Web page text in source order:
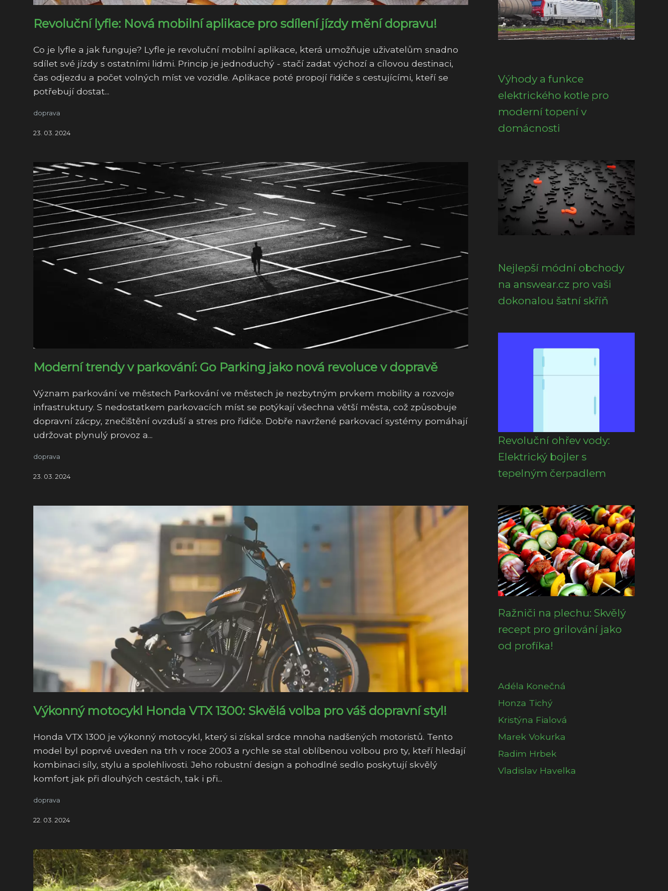
Revoluční lyfle: Nová mobilní aplikace pro sdílení jízdy mění dopravu!
Co je lyfle a jak funguje? Lyfle je revoluční mobilní aplikace, která umožňuje uživatelům snadno
sdílet své jízdy s ostatními lidmi. Princip je jednoduchý - stačí zadat výchozí a cílovou destinaci,
čas odjezdu a počet volných míst ve vozidle. Aplikace poté propojí řidiče s cestujícími, kteří se
potřebují dostat...
doprava
23. 03. 2024
Moderní trendy v parkování: Go Parking jako nová revoluce v dopravě
Význam parkování ve městech Parkování ve městech je nezbytným prvkem mobility a rozvoje
infrastruktury. S nedostatkem parkovacích míst se potýkají všechna větší města, což způsobuje
dopravní zácpy, znečištění ovzduší a stres pro řidiče. Dobře navržené parkovací systémy pomáhají
udržovat plynulý provoz a...
doprava
23. 03. 2024
Výkonný motocykl Honda VTX 1300: Skvělá volba pro váš dopravní styl!
Honda VTX 1300 je výkonný motocykl, který si získal srdce mnoha nadšených motoristů. Tento
model byl poprvé uveden na trh v roce 2003 a rychle se stal oblíbenou volbou pro ty, kteří hledají
kombinaci síly, stylu a spolehlivosti. Jeho robustní design a pohodlné sedlo poskytují skvělý
komfort jak při dlouhých cestách, tak i při...
doprava
22. 03. 2024
Výhody a funkce
elektrického kotle pro
moderní topení v
domácnosti
Nejlepší módní obchody
na answear.cz pro vaši
dokonalou šatní skříň
Revoluční ohřev vody:
Elektrický bojler s
tepelným čerpadlem
Ražniči na plechu: Skvělý
recept pro grilování jako
od profíka!
Adéla Konečná
Honza Tichý
Kristýna Fialová
Marek Vokurka
Radim Hrbek
Vladislav Havelka